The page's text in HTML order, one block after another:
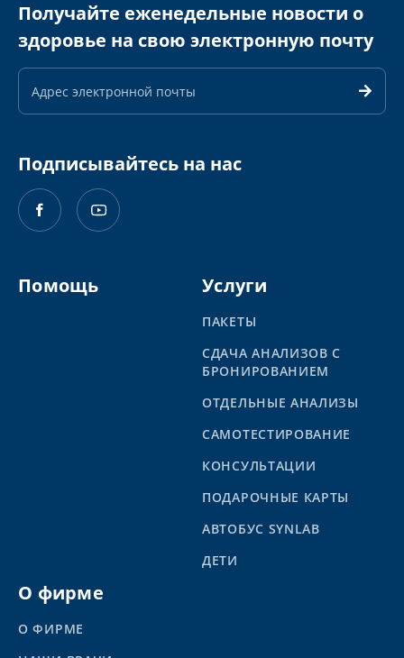
Получайте еженедельные новости о
здоровье на свою электронную почту
Адрес
почты
Подписывайтесь на нас
Помощь Услуги
ПАКЕТЫ
СДАЧА АНАЛИЗОВ С
БРОНИРОВАНИЕМ
ОТДЕЛЬНЫЕ АНАЛИЗЫ
САМОТЕСТИРОВАНИЕ
КОНСУЛЬТАЦИИ
ПОДАРОЧНЫЕ КАРТЫ
АВТОБУС SYNLAB
ДЕТИ
О фирме
О ФИРМЕ